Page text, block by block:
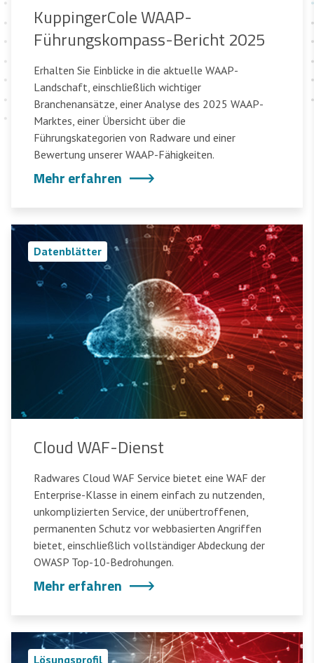
KuppingerCole WAAP-
Führungskompass-Bericht 2025
Erhalten Sie Einblicke in die aktuelle WAAP-
Landschaft, einschließlich wichtiger
Branchenansätze, einer Analyse des 2025 WAAP-
Marktes, einer Übersicht über die
Führungskategorien von Radware und einer
Bewertung unserer WAAP-Fähigkeiten.
Mehr erfahren
Datenblätter
Cloud WAF-Dienst
Radwares Cloud WAF Service bietet eine WAF der
Enterprise-Klasse in einem einfach zu nutzenden,
unkomplizierten Service, der unübertroffenen,
permanenten Schutz vor webbasierten Angriffen
bietet, einschließlich vollständiger Abdeckung der
OWASP Top-10-Bedrohungen.
Mehr erfahren
Lösungsprofil